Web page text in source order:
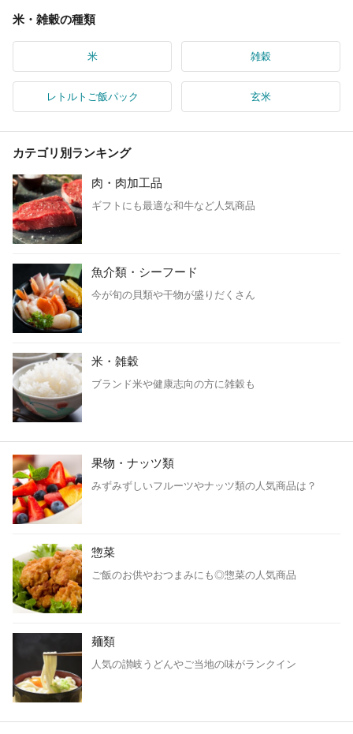
米・雑穀の種類
米 雑穀
レトルトご飯パック 玄米
カテゴリ別ランキング
肉・肉加工品
ギフトにも最適な和牛など人気商品
魚介類・シーフード
今が旬の貝類や干物が盛りだくさん
米・雑穀
ブランド米や健康志向の方に雑穀も
果物・ナッツ類
みずみずしいフルーツやナッツ類の人気商品は？
惣菜
ご飯のお供やおつまみにも◎惣菜の人気商品
麺類
人気の讃岐うどんやご当地の味がランクイン